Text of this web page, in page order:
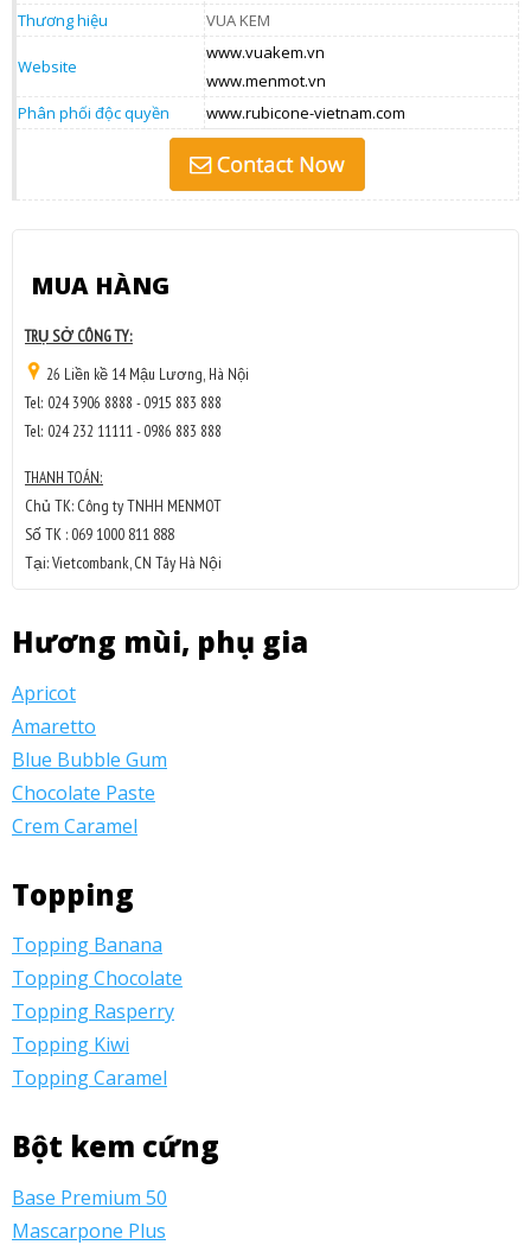
Thương hiệu
VUA KEM
Website
www.vuakem.vn
www.menmot.vn
Phân phối độc quyền
www.rubicone-vietnam.com
MUA HÀNG
TRỤ SỞ CÔNG TY:
26 Liền kề 14 Mậu Lương, Hà Nội
Tel: 024 3906 8888 - 0915 883 888
Tel: 024 232 11111 - 0986 883 888
THANH TOÁN:
Chủ TK: Công ty TNHH MENMOT
Số TK : 069 1000 811 888
Tại: Vietcombank, CN Tây Hà Nội
Hương mùi, phụ gia
Apricot
Amaretto
Blue Bubble Gum
Chocolate Paste
Crem Caramel
Topping
Topping Banana
Topping Chocolate
Topping Rasperry
Topping Kiwi
Topping Caramel
Bột kem cứng
Base Premium 50
Mascarpone Plus